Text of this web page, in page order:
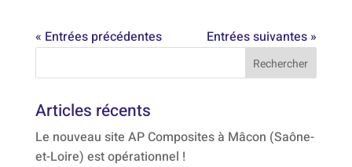
« Entrées précédentes Entrées suivantes »
Articles récents
Le nouveau site AP Composites à Mâcon (Saône-
et-Loire) est opérationnel !